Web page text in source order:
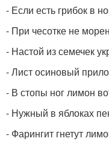
- Если есть грибок в
- При чесотке не
- Настой из семечек
- Лист осиновый
- В стопы ног лимон
- Нужный в яблоках
- Фарингит гнетут